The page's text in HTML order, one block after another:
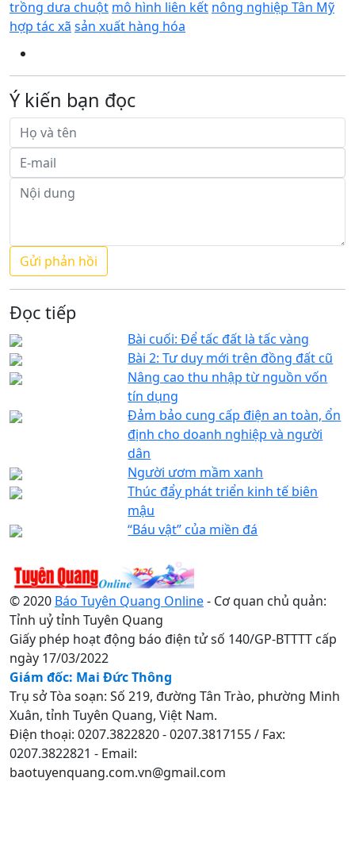
trồng dưa chuột mô hình liên kết nông nghiệp Tân Mỹ
hợp tác xã sản xuất hàng hóa
Ý kiến bạn đọc
Đọc tiếp
Bài cuối: Để tấc đất là tấc vàng
Bài 2: Tư duy mới trên đồng đất cũ
Nâng cao thu nhập từ nguồn vốn
tín dụng
Đảm bảo cung cấp điện an toàn, ổn
định cho doanh nghiệp và người
dân
Người ươm mầm xanh
Thúc đẩy phát triển kinh tế biên
mậu
“Báu vật” của miền đá
© 2020 Báo Tuyên Quang Online- Cơ quan chủ quản:
Tỉnh uỷ tỉnh Tuyên Quang
Giấy phép hoạt động báo điện tử số 140/GP-BTTTT cấp
ngày 17/03/2022
Giám đốc: Mai Đức Thông
Trụ sở Tòa soạn: Số 219, đường Tân Trào, phường Minh
Xuân, tỉnh Tuyên Quang, Việt Nam.
Điện thoại: 0207.3822820 - 0207.3817155 / Fax:
0207.3822821 - Email:
baotuyenquang.com.vn@gmail.com